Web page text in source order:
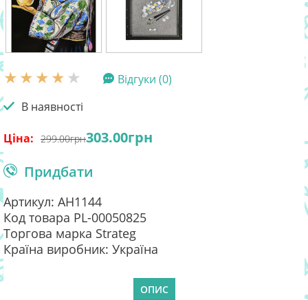
Відгуки (0)
В наявності
Ціна: 299.00грн303.00грн
Придбати
Артикул: AH1144
Код товара PL-00050825
Торгова марка Strateg
Країна виробник: Україна
ОПИС